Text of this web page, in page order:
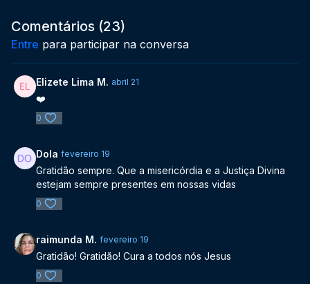
Comentários (23)
Entre para participar na conversa
Elizete Lima M. abril 21
❤️
0
Dola fevereiro 19
Gratidão sempre. Que a misericórdia e a Justiça Divina
estejam sempre presentes em nossas vidas
0
raimunda M. fevereiro 19
Gratidão! Gratidão! Cura a todos nós Jesus
0